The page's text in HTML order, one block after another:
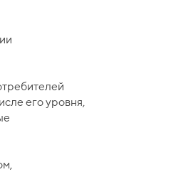
его уровня,